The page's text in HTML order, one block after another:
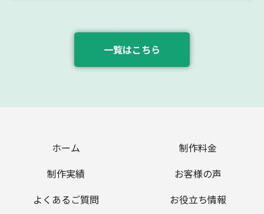
一覧はこちら
ホーム
制作料金
制作実績
お客様の声
よくあるご質問
お役立ち情報